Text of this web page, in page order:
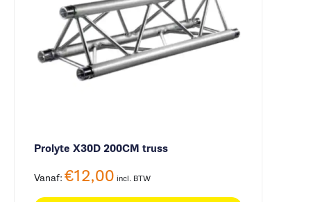
Prolyte X30D 200CM truss
Vanaf: €12,00 incl. BTW